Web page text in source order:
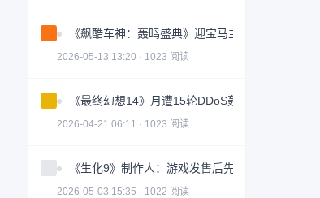
《飙酷车神：轰鸣盛典》迎宝马主题活动！ 新赛
2026-05-13 13:20 · 1023 阅读
《最终幻想14》月遭15轮DDoS轰炸 外服卡顿逼
2026-04-21 06:11 · 1023 阅读
《生化9》制作人：游戏发售后先去旅行 玩完再
2026-05-03 15:35 · 1022 阅读